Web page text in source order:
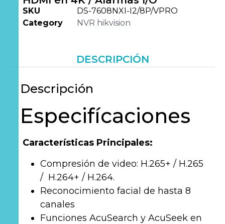
SKU
DS-7608NXI-I2/8P/VPRO
Category
NVR hikvision
DESCRIPCIÓN
Descripción
Especifícaciones
Características Principales:
Compresión de video: H.265+ / H.265
/ H.264+ / H.264.
Reconocimiento facial de hasta 8
canales
Funciones AcuSearch y AcuSeek en